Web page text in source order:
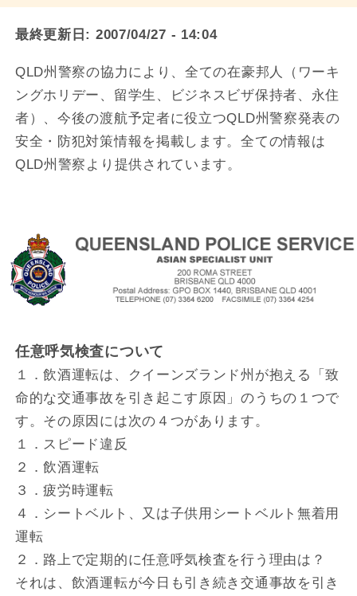
最終更新日: 2007/04/27 - 14:04
QLD州警察の協力により、全ての在豪邦人（ワーキ
ングホリデー、留学生、ビジネスビザ保持者、永住
者）、今後の渡航予定者に役立つQLD州警察発表の
安全・防犯対策情報を掲載します。全ての情報は
QLD州警察より提供されています。
任意呼気検査について
１．飲酒運転は、クイーンズランド州が抱える「致
命的な交通事故を引き起こす原因」のうちの１つで
す。その原因には次の４つがあります。
１．スピード違反
２．飲酒運転
３．疲労時運転
４．シートベルト、又は子供用シートベルト無着用
運転
２．路上で定期的に任意呼気検査を行う理由は？
それは、飲酒運転が今日も引き続き交通事故を引き